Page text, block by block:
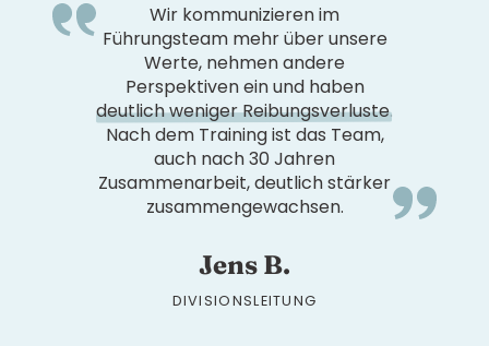
Wir kommunizieren im
Führungsteam mehr über unsere
Werte, nehmen andere
Perspektiven ein und haben
deutlich weniger Reibungsverluste.
Nach dem Training ist das Team,
auch nach 30 Jahren
Zusammenarbeit, deutlich stärker
zusammengewachsen.
Jens B.
DIVISIONSLEITUNG